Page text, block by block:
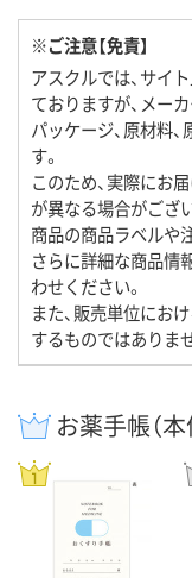
※ご注意【免責】
アスクルでは、サイ
ておりますが、メーカ
パッケージ、原材料
す。
このため、実際にお
が異なる場合がござ
商品の商品ラベルや
さらに詳細な商品情
わせください。
また、販売単位にお
するものではありま
お薬手帳（